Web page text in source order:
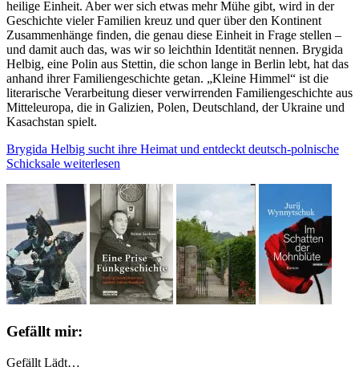
heilige Einheit. Aber wer sich etwas mehr Mühe gibt, wird in der
Geschichte vieler Familien kreuz und quer über den Kontinent
Zusammenhänge finden, die genau diese Einheit in Frage stellen –
und damit auch das, was wir so leichthin Identität nennen. Brygida
Helbig, eine Polin aus Stettin, die schon lange in Berlin lebt, hat das
anhand ihrer Familiengeschichte getan. „Kleine Himmel“ ist die
literarische Verarbeitung dieser verwirrenden Familiengeschichte aus
Mitteleuropa, die in Galizien, Polen, Deutschland, der Ukraine und
Kasachstan spielt.
Brygida Helbig sucht ihre Heimat und entdeckt deutsch-polnische
Schicksale weiterlesen
Gefällt mir:
Gefällt Lädt…